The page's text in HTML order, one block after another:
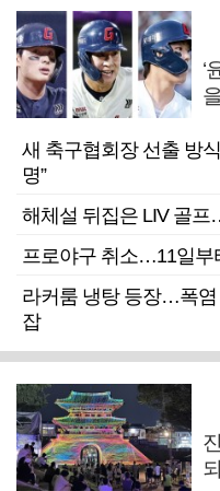
‘
새 축구협회장 선출 방
명”
해체설 뒤집은 LIV 골프
프로야구 취소…11일부
라커룸 냉탕 등장…폭염
잡